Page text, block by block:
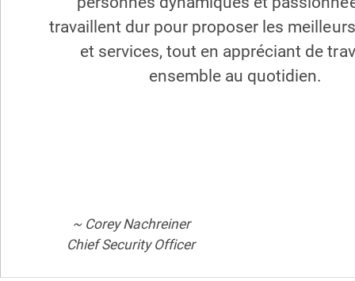
travaillent dur pour proposer les
et services, tout en appréciant de
ensemble au quotidien.
~ Corey Nachreiner
Chief Security Officer